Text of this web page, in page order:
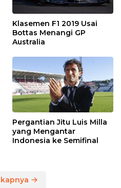
Klasemen F1 2019 Usai
Bottas Menangi GP
Australia
Pergantian Jitu Luis Milla
yang Mengantar
Indonesia ke Semifinal